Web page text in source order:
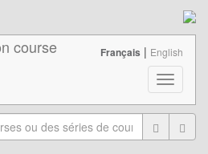
T
o
g
l
Français | English